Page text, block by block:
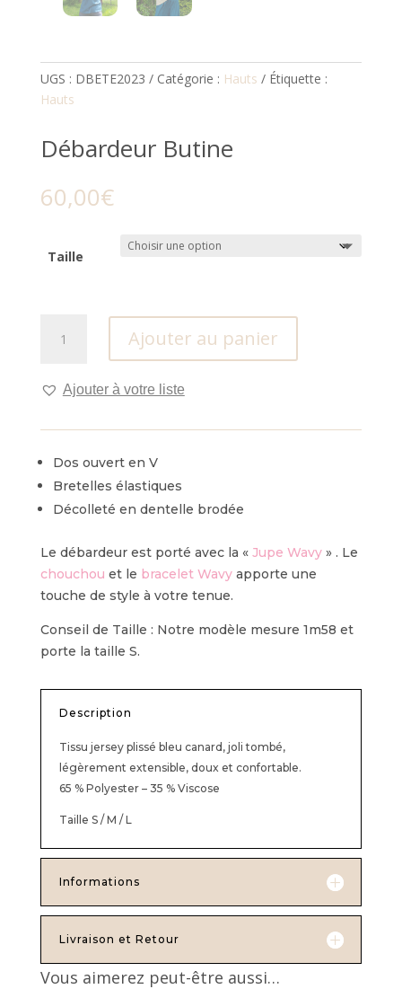
UGS : DBETE2023 Catégorie : Hauts
Étiquette :
Hauts
Débardeur Butine
60,00€
Taille
Butine
Ajouter au panier
Ajouter à votre liste
Dos ouvert en V
Bretelles élastiques
Décolleté en dentelle brodée
Le débardeur est porté avec la « Jupe Wavy» . Le
chouchou et le bracelet Wavyapporte une
touche de style à votre tenue.
Conseil de Taille : Notre modèle mesure 1m58 et
porte la taille S.
Description
Tissu jersey plissé bleu canard, joli tombé,
légèrement extensible, doux et confortable.
65 % Polyester – 35 % Viscose
Taille S / M / L
Informations
Livraison et Retour
Vous aimerez peut-être aussi…